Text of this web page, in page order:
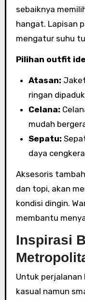
sebaiknya
hangat. Lapisan
mengatur suhu
Pilihan outfit
Atasan:
ringan
Celana:
mudah
Sepatu:
daya
Aksesoris
dan topi, akan
kondisi dingin.
membantu
Inspirasi
Untuk
kasual namun